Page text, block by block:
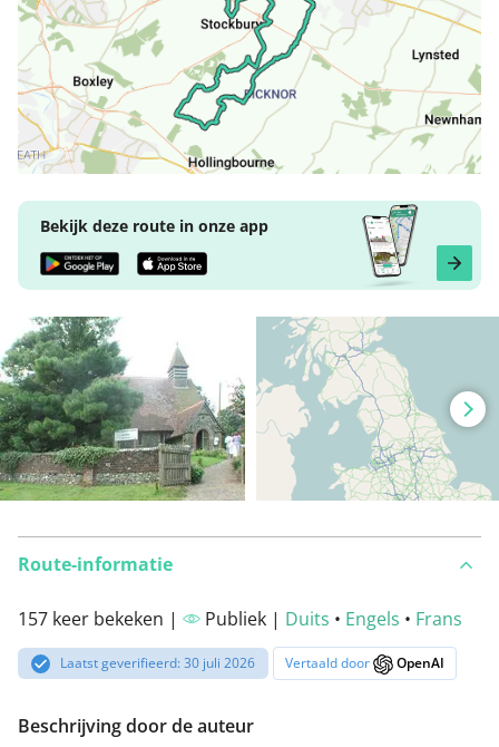
Bekijk deze route in onze app
Route-informatie
157 keer bekeken | Publiek | Duits • Engels • Frans
Laatst geverifieerd: 30 juli 2026 Vertaald door OpenAI
Beschrijving door de auteur